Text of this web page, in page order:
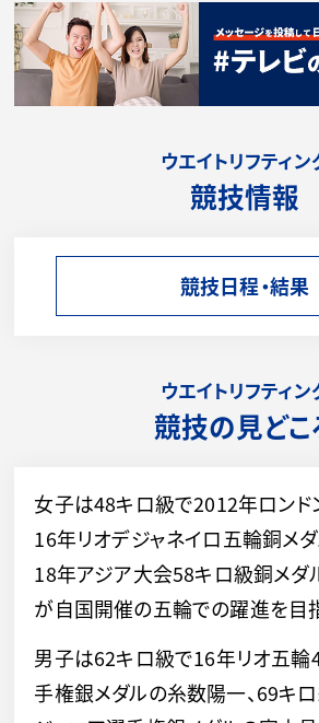
ウエイトリフティン
競技情報
競技日程・結果
ウエイトリフティン
競技の見どこ
女子は48キロ級で2012年ロンド
16年リオデジャネイロ五輪銅メ
18年アジア大会58キロ級銅メダ
が自国開催の五輪での躍進を目
男子は62キロ級で16年リオ五輪
手権銀メダルの糸数陽一、69キ